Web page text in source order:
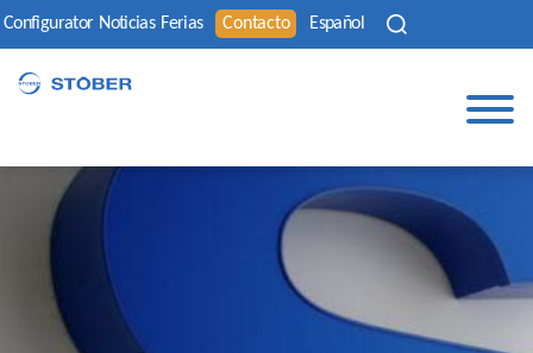
Configurator Noticias Ferias Contacto Español